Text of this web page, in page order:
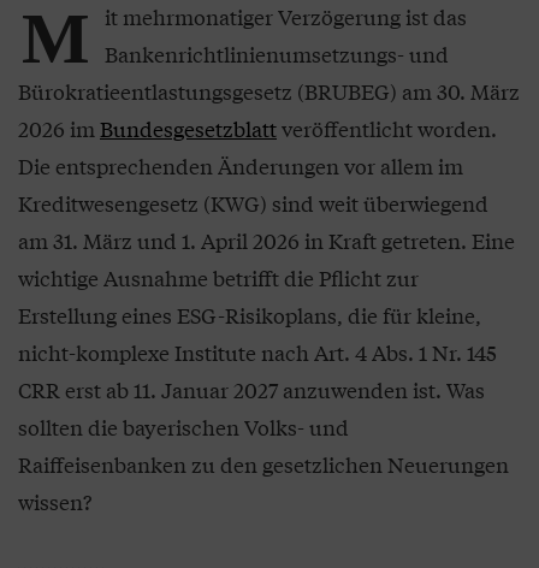
M it mehrmonatiger Verzögerung ist das
Bankenrichtlinienumsetzungs- und
Bürokratieentlastungsgesetz (BRUBEG) am 30. März
2026 imBundesgesetzblattveröffentlicht worden.
Die entsprechenden Änderungen vor allem im
Kreditwesengesetz (KWG) sind weit überwiegend
am 31. März und 1. April 2026 in Kraft getreten. Eine
wichtige Ausnahme betrifft die Pflicht zur
Erstellung eines ESG-Risikoplans, die für kleine,
nicht-komplexe Institute nach Art. 4 Abs. 1 Nr. 145
CRR erst ab 11. Januar 2027 anzuwenden ist. Was
sollten die bayerischen Volks- und
Raiffeisenbanken zu den gesetzlichen Neuerungen
wissen?